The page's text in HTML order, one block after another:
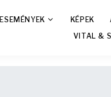
ESEMÉNYEK KÉPEK
VITAL &